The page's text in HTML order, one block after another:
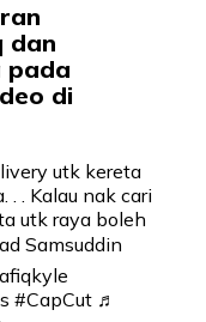
dan
pada
di
utk kereta
. . Kalau nak cari
utk raya boleh
Samsuddin
#CapCut ♬